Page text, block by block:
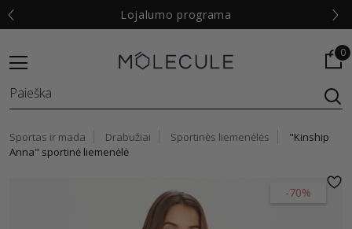
Lojalumo programa
0
Sportas ir mada Drabužiai Sportinės liemenėlės
"Kinship
Anna" sportinė liemenėlė
-70%